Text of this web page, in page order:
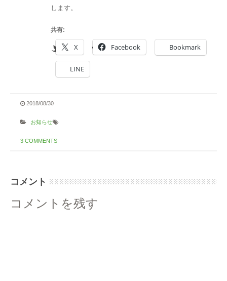
します。
共有:
X Facebook Bookmark
LINE
2018/08/30
お知らせ
3 COMMENTS
コメント
コメントを残す